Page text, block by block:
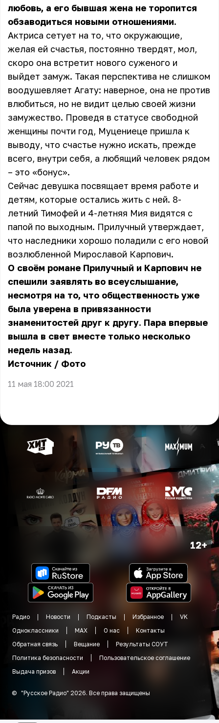
любовь, а его бывшая жена не торопится
обзаводиться новыми отношениями.
Актриса сетует на то, что окружающие,
желая ей счастья, постоянно твердят, мол,
скоро она встретит нового суженого и
выйдет замуж. Такая перспектива не слишком
воодушевляет Агату: наверное, она не против
влюбиться, но не видит целью своей жизни
замужество. Проведя в статусе свободной
женщины почти год, Муцениеце пришла к
выводу, что счастье нужно искать, прежде
всего, внутри себя, а любящий человек рядом
– это «бонус».
Сейчас девушка посвящает время работе и
детям, которые остались жить с ней. 8-
летний Тимофей и 4-летняя Мия видятся с
папой по выходным. Прилучный утверждает,
что наследники хорошо поладили с его новой
возлюбленной Мирославой Карпович.
О своём романе Прилучный и Карпович не
спешили заявлять во всеуслышание,
несмотря на то, что общественность уже
была уверена в привязанности
знаменитостей друг к другу. Пара впервые
вышла в свет вместе только несколько
недель назад.
Источник / Фото
11 мая 18:00 2021
12+
Радио Новости Подкасты Избранное
VK
Одноклассники
MAX О нас
Контакты
Обратная связь
Вещание
Результаты СОУТ
Политика безопасности
Пользовательское соглашение
Выдача призов
Акции
© "Русское Радио" 2026. Все права защищены